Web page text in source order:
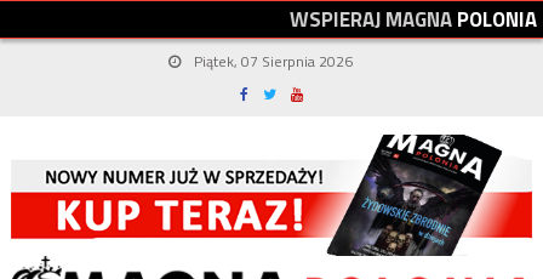
WSPIERAJMAGNAPOLONIA
Piątek, 07 Sierpnia 2026